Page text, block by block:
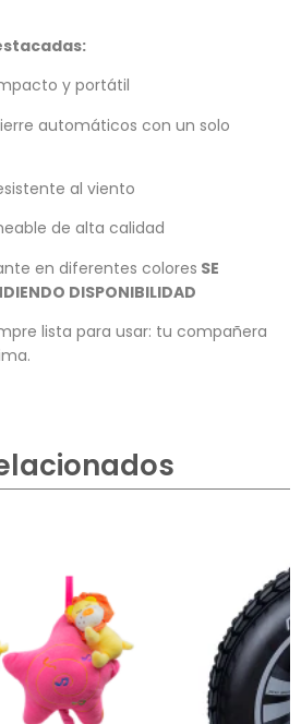
y portátil
automáticos con un solo
al viento
de alta calidad
en diferentes colores SE
DISPONIBILIDAD
lista para usar: tu compañera